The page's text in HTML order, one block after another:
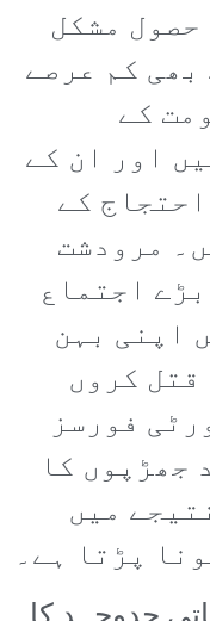
مشکل
کم عرصے
کے
اور ان کے
کے
مرودشت
اجتماع
اپنی بہن
کروں
فورسز
جھڑپوں کا
میں
پڑتا ہے۔